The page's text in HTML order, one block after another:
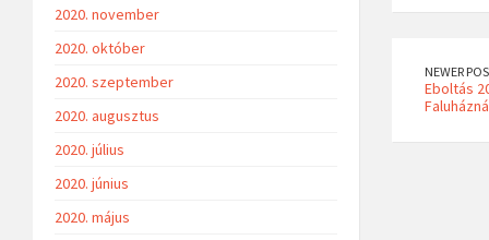
NEWER
Eboltás
2020. november
2020. október
2020. szeptember
2020. augusztus
2020. július
2020. június
2020. május